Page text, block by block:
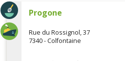
Progone
Rue du Rossignol, 37
7340 - Colfontaine